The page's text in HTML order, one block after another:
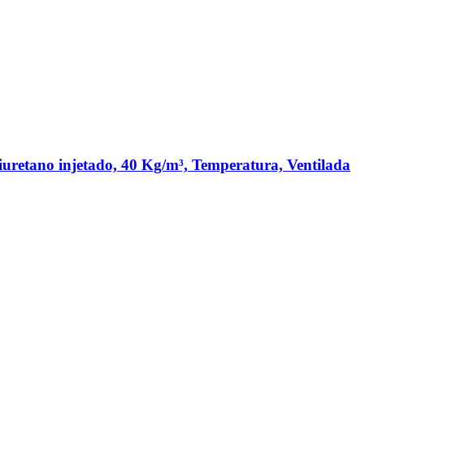
injetado, 40 Kg/m³, Temperatura, Ventilada